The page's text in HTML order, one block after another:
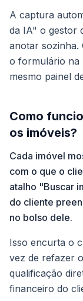
A captura
da IA" o gestor
anotar
o formulário na
mesmo painel
Como
os imóveis?
Cada imóvel
com o que o
atalho "Buscar
do cliente
no bolso dele.
Isso encurta o
vez de refazer
qualificação
financeiro do